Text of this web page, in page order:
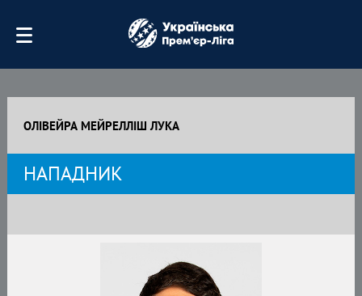
ОЛІВЕЙРА МЕЙРЕЛЛІШ ЛУКА
НАПАДНИК